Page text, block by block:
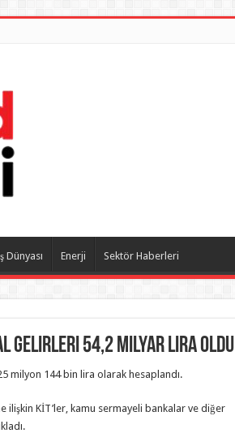
Dünyası Enerji Sektör Haberleri
gelirleri 54,2 milyar lira oldu
milyon 144 bin lira olarak hesaplandı.
ilişkin KİT’ler, kamu sermayeli bankalar ve diğer